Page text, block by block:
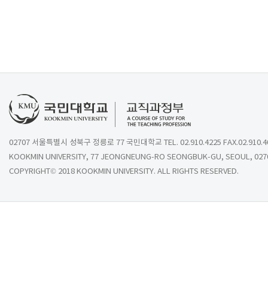
02707 서울특별시 성북구 정릉로 77 국민대학교 TEL. 02.910.4225
KOOKMIN UNIVERSITY, 77 JEONGNEUNG-RO SEONGBUK-GU, SEOUL,
COPYRIGHT© 2018 KOOKMIN UNIVERSITY. ALL RIGHTS RESERVED.